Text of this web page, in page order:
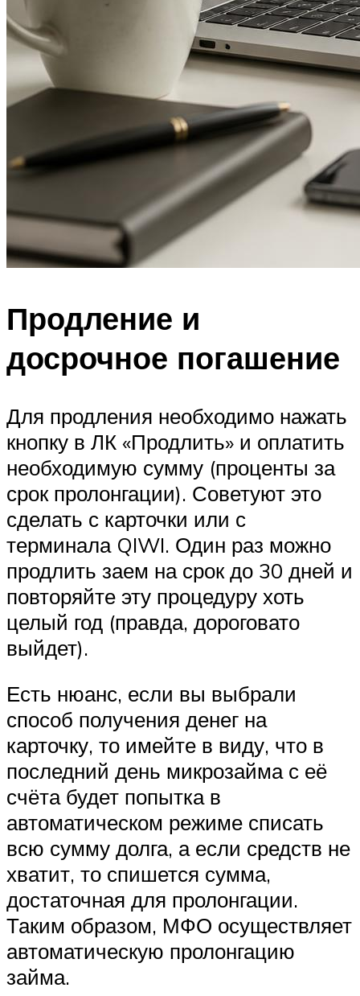
Продление и
досрочное погашение
Для продления необходимо нажать
кнопку в ЛК «Продлить» и оплатить
необходимую сумму (проценты за
срок пролонгации). Советуют это
сделать с карточки или с
терминала QIWI. Один раз можно
продлить заем на срок до 30 дней и
повторяйте эту процедуру хоть
целый год (правда, дороговато
выйдет).
Есть нюанс, если вы выбрали
способ получения денег на
карточку, то имейте в виду, что в
последний день микрозайма с её
счёта будет попытка в
автоматическом режиме списать
всю сумму долга, а если средств не
хватит, то спишется сумма,
достаточная для пролонгации.
Таким образом, МФО осуществляет
автоматическую пролонгацию
займа.